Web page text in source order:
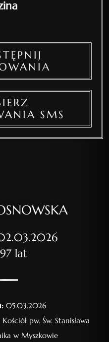
SMS
lat
05.03.2026
pw. Św. Stanisława
w Myszkowie